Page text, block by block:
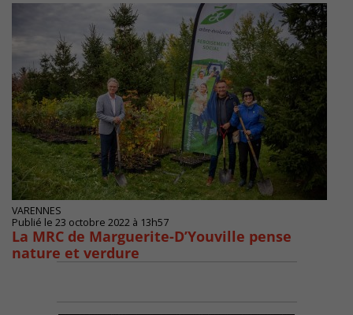
VARENNES
Publié le 23 octobre 2022 à 13h57
La MRC de Marguerite-D’Youville pense
nature et verdure